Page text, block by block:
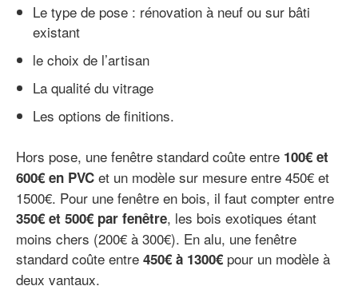
Le type de pose : rénovation à neuf ou sur bâti
existant
le choix de l’artisan
La qualité du vitrage
Les options de finitions.
Hors pose, une fenêtre standard coûte entre 100€ et
600€ en PVC et un modèle sur mesure entre 450€ et
1500€. Pour une fenêtre en bois, il faut compter entre
350€ et 500€ par fenêtre, les bois exotiques étant
moins chers (200€ à 300€). En alu, une fenêtre
standard coûte entre 450€ à 1300€ pour un modèle à
deux vantaux.